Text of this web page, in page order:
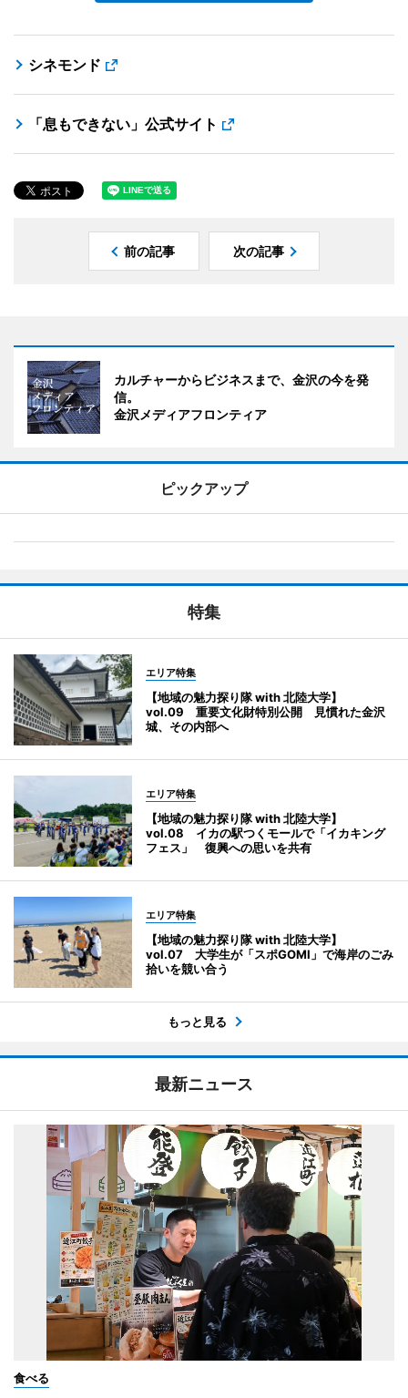
シネモンド
「息もできない」公式サイト
前の記事 次の記事
カルチャーからビジネスまで、金沢の今を発
信。
金沢メディアフロンティア
ピックアップ
特集
エリア特集
【地域の魅力探り隊 with 北陸大学】
vol.09 重要文化財特別公開 見慣れた金沢
城、その内部へ
エリア特集
【地域の魅力探り隊 with 北陸大学】
vol.08 イカの駅つくモールで「イカキング
フェス」 復興への思いを共有
エリア特集
【地域の魅力探り隊 with 北陸大学】
vol.07 大学生が「スポGOMI」で海岸のごみ
拾いを競い合う
もっと見る
最新ニュース
食べる